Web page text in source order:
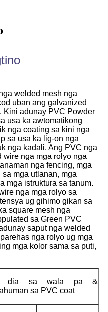
welded mesh nga
uban ang galvanized
Kini adunay PVC Powder
usa ka awtomatikong
nga coating sa kini nga
sa usa ka lig-on nga
nga kadali. Ang PVC nga
wire nga mga rolyo nga
nga fencing, mga
mga utlanan, mga
mga istruktura sa tanum.
nga mga rolyo sa
ug gihimo gikan sa
square mesh nga
sa Green PVC
saput nga welded
nga rolyo ug mga
mga kolor sama sa puti,
dia sa wala pa &
sa PVC coat